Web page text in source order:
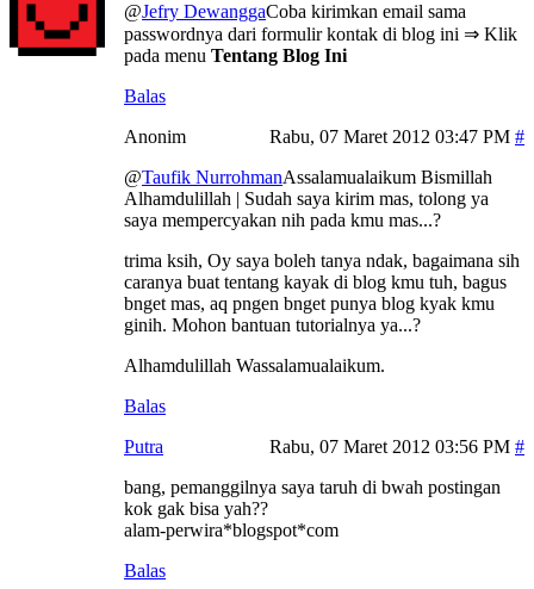
@Jefry DewanggaCoba kirimkan email sama
passwordnya dari formulir kontak di blog ini ⇒ Klik
pada menu Tentang Blog Ini
Balas
Anonim
Rabu, 07 Maret 2012 03:47 PM
@Taufik NurrohmanAssalamualaikum Bismillah
Alhamdulillah | Sudah saya kirim mas, tolong ya
saya mempercyakan nih pada kmu mas...?
trima ksih, Oy saya boleh tanya ndak, bagaimana sih
caranya buat tentang kayak di blog kmu tuh, bagus
bnget mas, aq pngen bnget punya blog kyak kmu
ginih. Mohon bantuan tutorialnya ya...?
Alhamdulillah Wassalamualaikum.
Balas
Putra
Rabu, 07 Maret 2012 03:56 PM
bang, pemanggilnya saya taruh di bwah postingan
kok gak bisa yah??
alam-perwira*blogspot*com
Balas